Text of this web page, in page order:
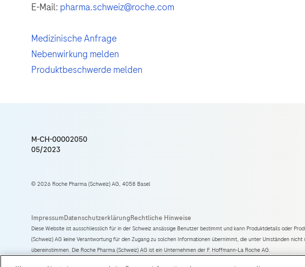
E-Mail: pharma.schweiz@roche.com
Medizinische Anfrage
Nebenwirkung melden
Produktbeschwerde melden
M-CH-00002050
05/2023
© 2026 Roche Pharma (Schweiz) AG, 4058 Basel
Diese Website ist ausschliesslich für in der Schweiz ansässige Benutzer bestimmt und kann Produktdetails oder
(Schweiz) AG keine Verantwortung für den Zugang zu solchen Informationen übernimmt, die unter Umständen
übereinstimmen. Die Roche Pharma (Schweiz) AG ist ein Unternehmen der F. Hoffmann-La Roche AG.